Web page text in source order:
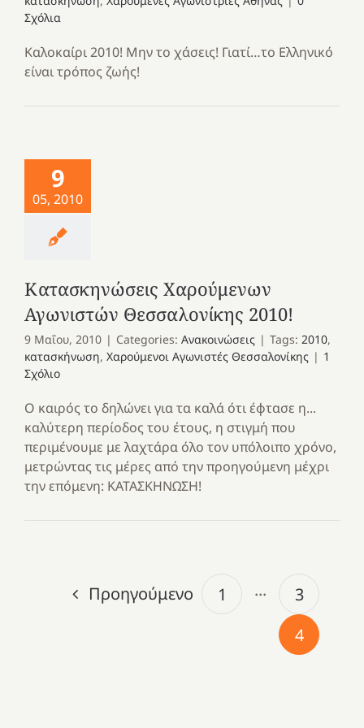
Σχόλια
Καλοκαίρι 2010! Μην το χάσεις! Γιατί…το Ελληνικό
είναι τρόπος ζωής!
9
05, 2010
Κατασκηνώσεις Χαρούμενων
Αγωνιστών Θεσσαλονίκης 2010!
9 Μαΐου, 2010 | Categories: Ανακοινώσεις | Tags: 2010,
κατασκήνωση, Χαρούμενοι Αγωνιστές Θεσσαλονίκης | 1
Σχόλιο
Ο καιρός το δηλώνει για τα καλά ότι έφτασε η...
καλύτερη περίοδος του έτους, η στιγμή που
περιμένουμε με λαχτάρα όλο τον υπόλοιπο χρόνο,
μετρώντας τις μέρες από την προηγούμενη μέχρι
την επόμενη: ΚΑΤΑΣΚΗΝΩΣΗ!
Προηγούμενο 1 ···
3
4